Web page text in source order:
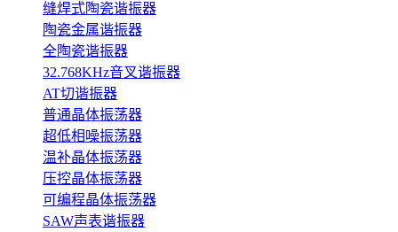
缝焊式陶瓷谐振器
陶瓷金属谐振器
全陶瓷谐振器
32.768KHz音叉谐振器
AT切谐振器
普通晶体振荡器
超低相噪振荡器
温补晶体振荡器
压控晶体振荡器
可编程晶体振荡器
SAW声表谐振器